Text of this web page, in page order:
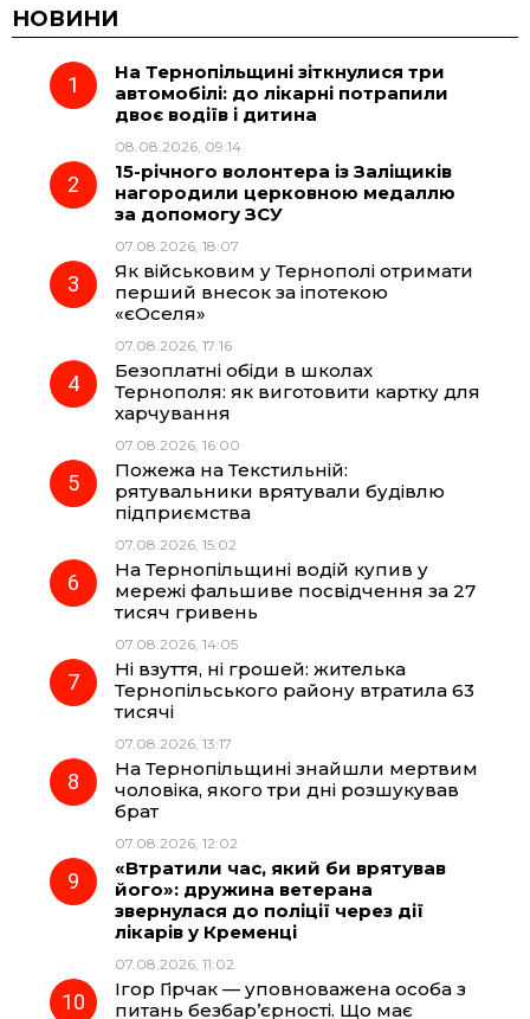
c
e
o
k
e
r
a
t
A
НОВИНИ
На Тернопільщині зіткнулися три
автомобілі: до лікарні потрапили
двоє водіїв і дитина
08.08.2026, 09:14
15-річного волонтера із Заліщиків
нагородили церковною медаллю
за допомогу ЗСУ
07.08.2026, 18:07
Як військовим у Тернополі отримати
перший внесок за іпотекою
«єОселя»
07.08.2026, 17:16
Безоплатні обіди в школах
Тернополя: як виготовити картку для
харчування
07.08.2026, 16:00
Пожежа на Текстильній:
рятувальники врятували будівлю
підприємства
07.08.2026, 15:02
На Тернопільщині водій купив у
мережі фальшиве посвідчення за 27
тисяч гривень
07.08.2026, 14:05
Ні взуття, ні грошей: жителька
Тернопільського району втратила 63
тисячі
07.08.2026, 13:17
На Тернопільщині знайшли мертвим
чоловіка, якого три дні розшукував
брат
07.08.2026, 12:02
«Втратили час, який би врятував
його»: дружина ветерана
звернулася до поліції через дії
лікарів у Кременці
07.08.2026, 11:02
Ігор Гірчак — уповноважена особа з
питань безбар’єрності. Що має